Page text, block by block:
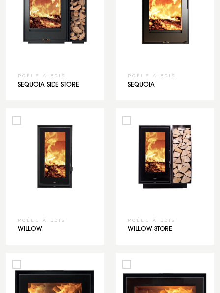
POÊLE À BOIS
SEQUOIA SIDE STORE
POÊLE À BOIS
SEQUOIA
POÊLE À BOIS
WILLOW
POÊLE À BOIS
WILLOW STORE